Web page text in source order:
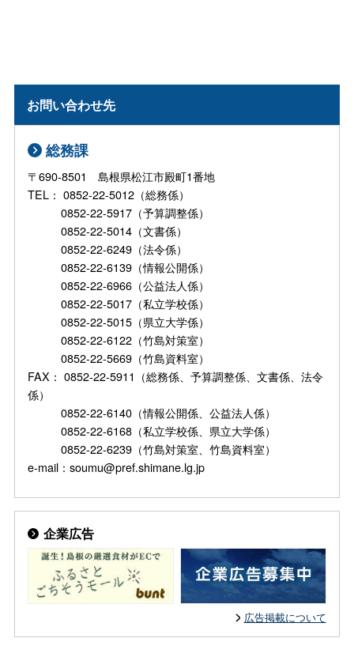
お問い合わせ先
総務課
〒690-8501 島根県松江市殿町1番地
TEL： 0852-22-5012（総務係）
0852-22-5917（予算調整係）
0852-22-5014（文書係）
0852-22-6249（法令係）
0852-22-6139（情報公開係）
0852-22-6966（公益法人係）
0852-22-5017（私立学校係）
0852-22-5015（県立大学係）
0852-22-6122（竹島対策室）
0852-22-5669（竹島資料室）
FAX： 0852-22-5911（総務係、予算調整係、文書係、法令
係）
0852-22-6140（情報公開係、公益法人係）
0852-22-6168（私立学校係、県立大学係）
0852-22-6239（竹島対策室、竹島資料室）
e-mail：soumu@pref.shimane.lg.jp
企業広告
広告掲載について